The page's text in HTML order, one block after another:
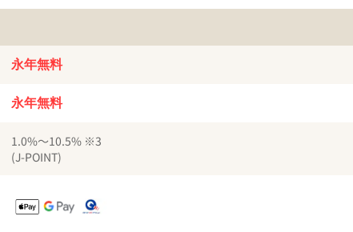
永年無料
永年無料
1.0%～10.5% ※3
(J-POINT)